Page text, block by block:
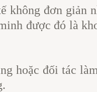
không đơn giản
được đó là
hoặc đối tác